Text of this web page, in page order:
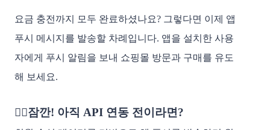
요금 충전까지 모두 완료하셨나요? 그렇다면 이제 앱
푸시 메시지를 발송할 차례입니다. 앱을 설치한 사용
자에게 푸시 알림을 보내 쇼핑몰 방문과 구매를 유도
해 보세요.
✋🏻잠깐! 아직 API 연동 전이라면?